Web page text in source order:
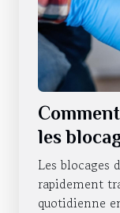
les
Les blocages
rapidement
quotidienne